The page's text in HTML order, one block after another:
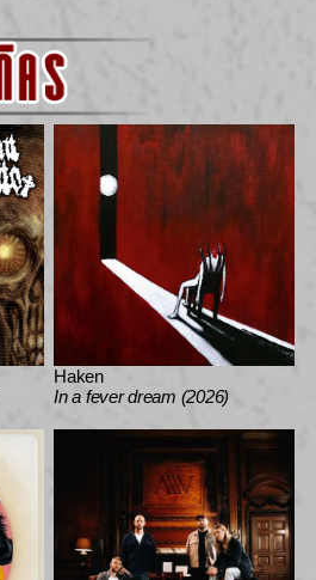
Haken
In a fever dream (2026)